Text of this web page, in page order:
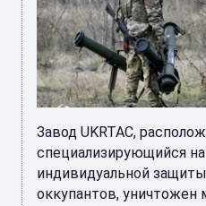
Завод UKRTAC,
специализирующийся
индивидуальной
оккупантов, уничтожен